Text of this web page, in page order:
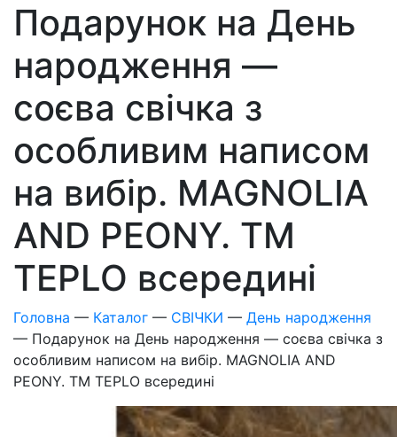
Подарунок на День
народження —
соєва свічка з
особливим написом
на вибір. MAGNOLIA
AND PEONY. ТМ
TEPLO всередині
Головна — Каталог — СВІЧКИ — День народження
— Подарунок на День народження — соєва свічка з
особливим написом на вибір. MAGNOLIA AND
PEONY. ТМ TEPLO всередині